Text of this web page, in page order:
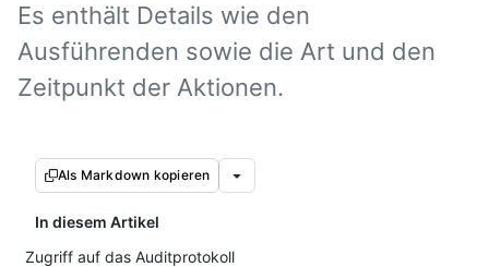
Es enthält Details wie den
Ausführenden sowie die Art und den
Zeitpunkt der Aktionen.
Als Markdown kopieren
In diesem Artikel
Zugriff auf das Auditprotokoll